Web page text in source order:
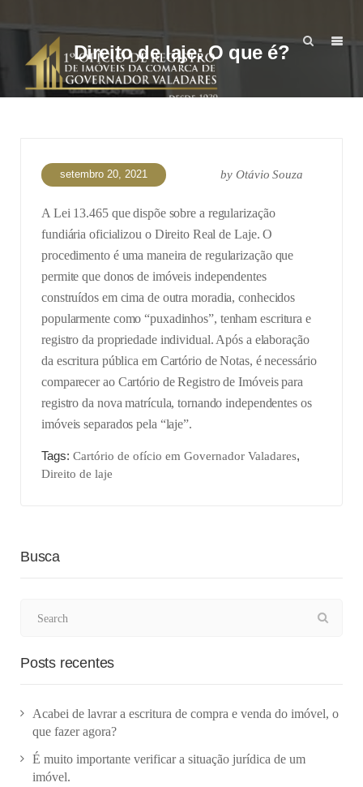
Direito de laje: O que é?
setembro 20, 2021 byOtávio Souza
A Lei 13.465 que dispõe sobre a regularização
fundiária oficializou o Direito Real de Laje. O
procedimento é uma maneira de regularização que
permite que donos de imóveis independentes
construídos em cima de outra moradia, conhecidos
popularmente como “puxadinhos”, tenham escritura e
registro da propriedade individual. Após a elaboração
da escritura pública em Cartório de Notas, é necessário
comparecer ao Cartório de Registro de Imóveis para
registro da nova matrícula, tornando independentes os
imóveis separados pela “laje”.
Tags: Cartório de ofício em Governador Valadares,
Direito de laje
Busca
Posts recentes
Acabei de lavrar a escritura de compra e venda do imóvel, o
que fazer agora?
É muito importante verificar a situação jurídica de um
imóvel.